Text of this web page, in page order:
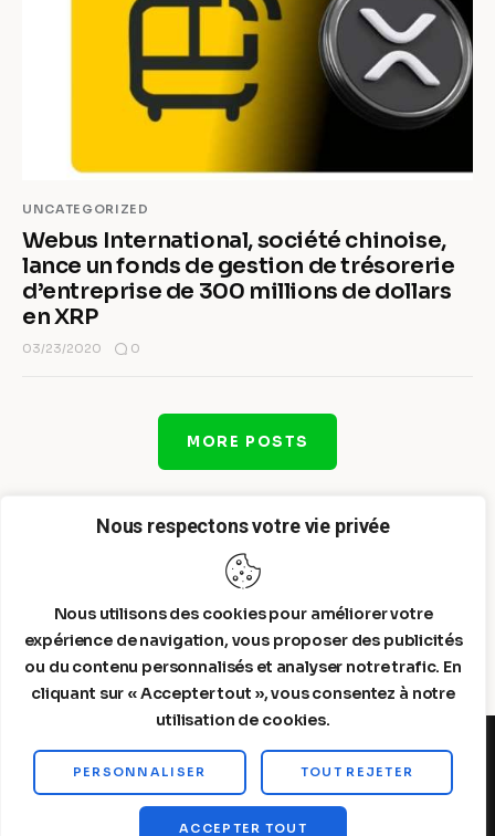
Nous respectons votre vie privée
Nous utilisons des cookies pour améliorer votre
expérience de navigation, vous proposer des publicités
ou du contenu personnalisés et analyser notre trafic. En
cliquant sur « Accepter tout », vous consentez à notre
utilisation de cookies.
PERSONNALISER TOUT REJETER
ACCEPTER TOUT
UNCATEGORIZED
Webus International, société chinoise,
lance un fonds de gestion de trésorerie
d’entreprise de 300 millions de dollars
en XRP
03/23/2020 0
MORE POSTS
Steelldy© 2026. All Rights Reserved.